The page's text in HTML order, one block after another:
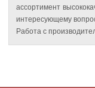
ассортимент
интересующему
Работа с